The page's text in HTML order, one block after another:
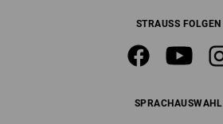
STRAUSS FOLGEN
SPRACHAUSWAHL